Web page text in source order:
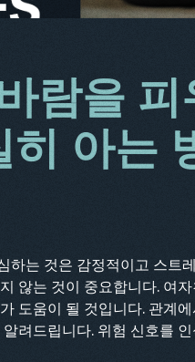
람을
히 아는
하는 것은 감정적이고 스트
않는 것이 중요합니다. 여
도움이 될 것입니다. 관계
려드립니다. 위험 신호를